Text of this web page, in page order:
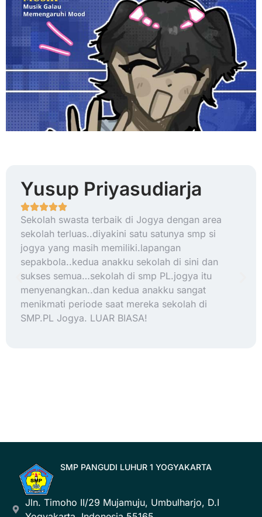
Yusup Priyasudiarja
Sekolah swasta terbaik di Jogya dengan area
sekolah terluas..diyakini satu satunya smp si
jogya yang masih memiliki.lapangan
sepakbola..kedua anakku sekolah di sini dan
sukses semua…sekolah di smp PL.jogya itu
menyenangkan..dan kedua anakku sangat
menikmati periode saat mereka sekolah di
SMP.PL Jogya. LUAR BIASA!
SMP PANGUDI LUHUR 1 YOGYAKARTA
Jln. Timoho II/29 Mujamuju, Umbulharjo, D.I